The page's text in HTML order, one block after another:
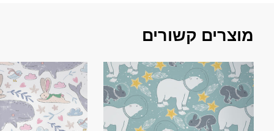
מוצרים קשורים